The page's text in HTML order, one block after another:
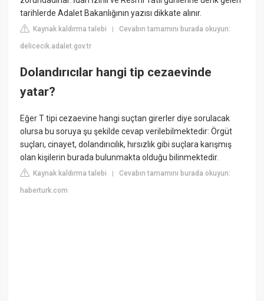
tarihlerde Adalet Bakanlığının yazısı dikkate alınır.
Kaynak kaldırma talebi |Cevabın tamamını burada okuyun:
delicecik.adalet.gov.tr
Dolandırıcılar hangi tip cezaevinde
yatar?
Eğer T tipi cezaevine hangi suçtan girerler diye sorulacak
olursa bu soruya şu şekilde cevap verilebilmektedir: Örgüt
suçları, cinayet, dolandırıcılık, hırsızlık gibi suçlara karışmış
olan kişilerin burada bulunmakta olduğu bilinmektedir.
Kaynak kaldırma talebi |Cevabın tamamını burada okuyun:
haberturk.com